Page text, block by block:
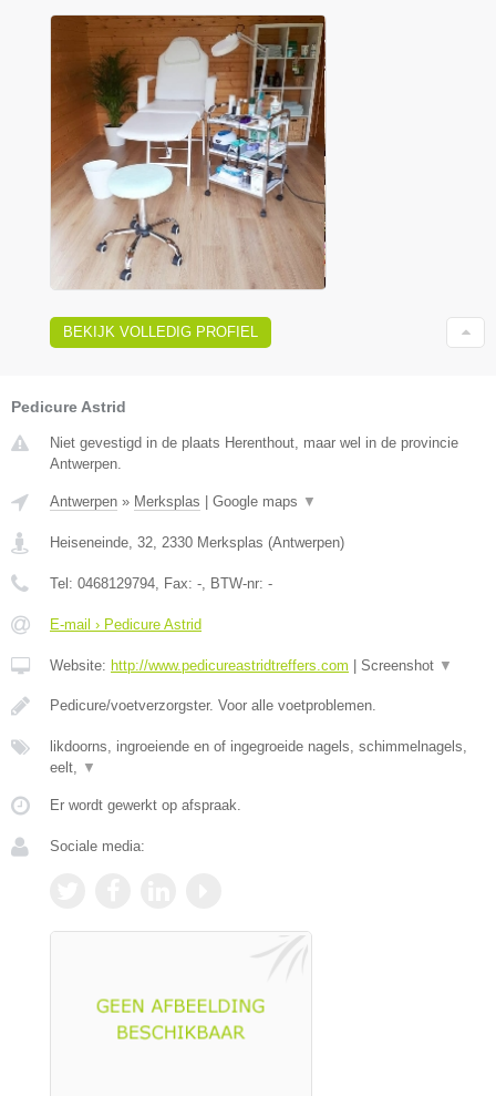
BEKIJK VOLLEDIG PROFIEL
Pedicure Astrid
Niet gevestigd in de plaats Herenthout, maar wel in de provincie
Antwerpen.
Antwerpen » Merksplas Google maps ▼
Heiseneinde, 32 2330 Merksplas (Antwerpen)
Tel: 0468129794 , Fax: - , BTW-nr: -
E-mail › Pedicure Astrid
Website: http://www.pedicureastridtreffers.com Screenshot ▼
Pedicure/voetverzorgster. Voor alle voetproblemen.
likdoorns, ingroeiende en of ingegroeide nagels, schimmelnagels,
eelt,
▼
Er wordt gewerkt op afspraak.
Sociale media: